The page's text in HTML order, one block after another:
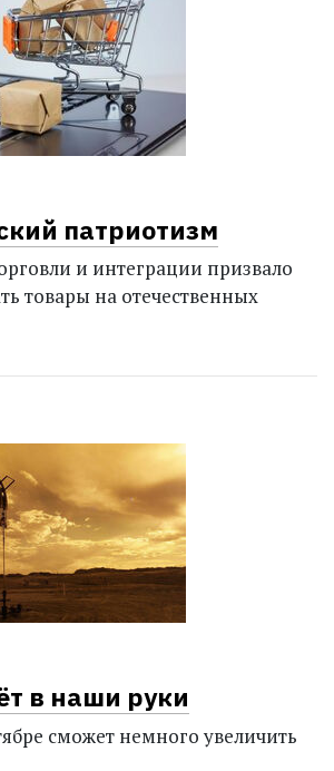
патриотизм
и интеграции призвало
товары на отечественных
в наши руки
сможет немного увеличить